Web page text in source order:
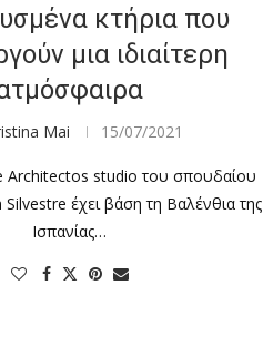
κτήρια που
μια ιδιαίτερη
Mai 15/07/2021
Architectos studio του σπουδαίου
Silvestre έχει βάση τη Βαλένθια της
Ισπανίας…